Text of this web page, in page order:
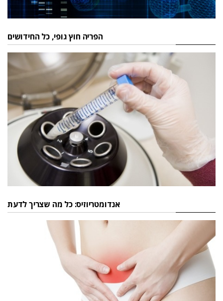
הפריה חוץ גופי, כל החידושים
אנדומטריוזיס: כל מה שצריך לדעת